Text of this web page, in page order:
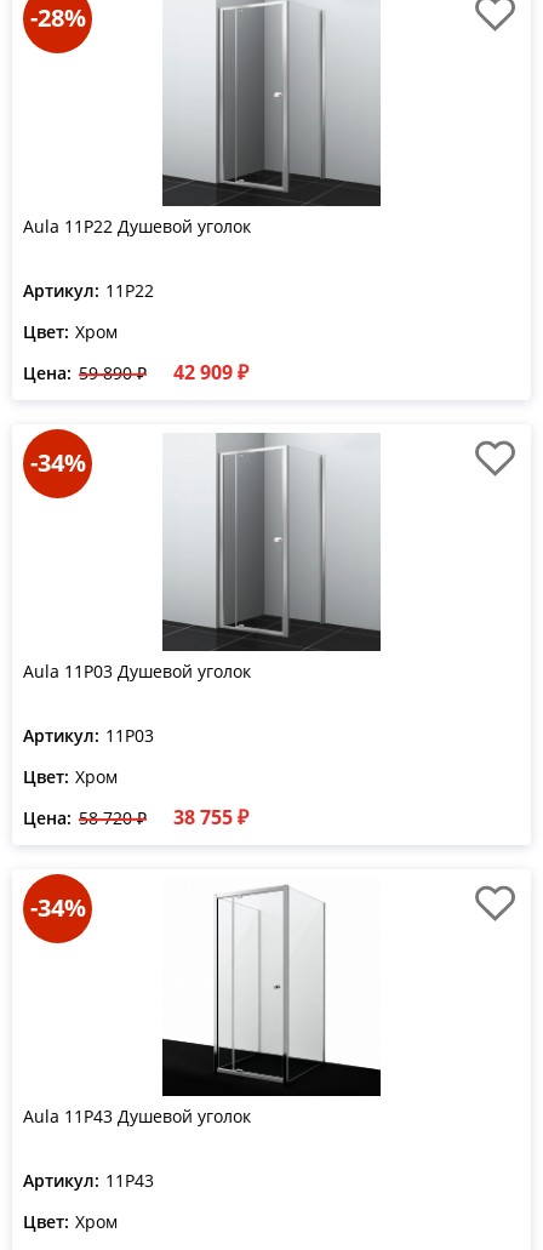
-28%
Aula 11P22 Душевой уголок
Артикул: 11P22
Цвет: Хром
Цена: 59 890 ₽ 42 909 ₽
-34%
Aula 11P03 Душевой уголок
Артикул: 11P03
Цвет: Хром
Цена: 58 720 ₽ 38 755 ₽
-34%
Aula 11P43 Душевой уголок
Артикул: 11P43
Цвет: Хром